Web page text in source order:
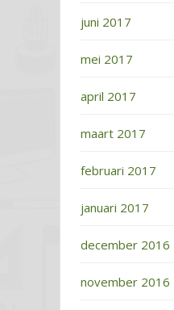
juni 2017
mei 2017
april 2017
maart 2017
februari 2017
januari 2017
december 2016
november 2016